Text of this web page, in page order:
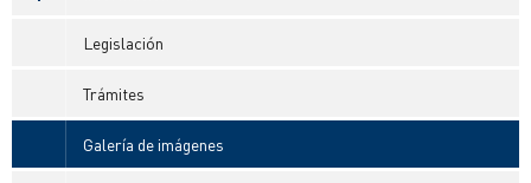
Legislación
Trámites
Galería de imágenes